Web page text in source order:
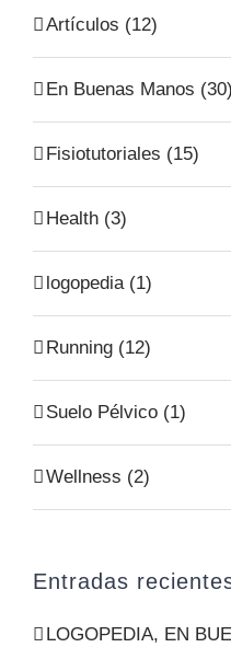
Artículos (12)
En Buenas Manos (30)
Fisiotutoriales (15)
Health (3)
logopedia (1)
Running (12)
Suelo Pélvico (1)
Wellness (2)
Entradas
LOGOPEDIA, EN